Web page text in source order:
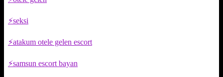
seksi
atakum otele gelen escort
samsun escort bayan